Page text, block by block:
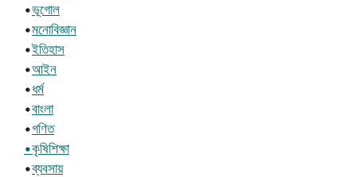
•ভূগোল
•মনোবিজ্ঞান
•ইতিহাস
•আইন
•ধর্ম
•বাংলা
•গণিত
•কৃষিশিক্ষা
•ব্যবসায়